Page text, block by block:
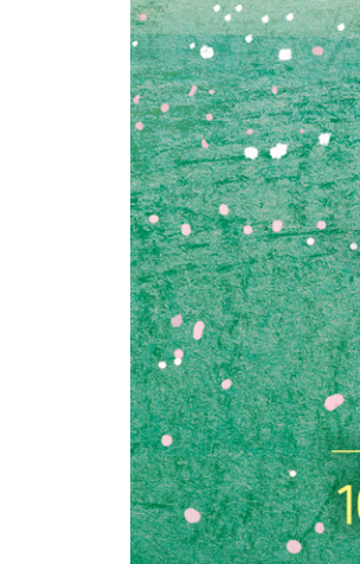
지금 등진 사람이 있다면
친한 사람과 관계가 꼬였을
PART 4 내 꿈을 살린 한마디
불행할 땐 책을 읽어요
마음의 온도
경쟁에서 이기는 방법
무능과 싸워야 유능해져요
내 인생의 장학생
당신은 사업 체질이 아니에요
직장인이라면 누구나 떠올려
나만의 콘텐츠를 만들려면
자존감 선물
50대는 두 번째 청춘
나이 들수록 놓치지 말아야
나의 가장 좋은 시절은
다이어트에 필요한 세 가지